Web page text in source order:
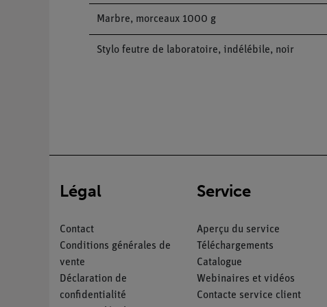
Marbre, morceaux 1000 g
Stylo feutre de laboratoire, indélébile, noir
Légal
Contact
Conditions générales de
vente
Déclaration de
confidentialité
Service
Aperçu du service
Téléchargements
Catalogue
Webinaires et vidéos
Contacte service client